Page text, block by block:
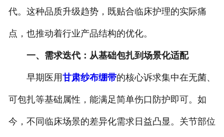
联系我们
代。这种品质升级趋势，既贴合临床护理的实际痛
点，也推动着行业产品结构的优化。
一、需求迭代：从基础包扎到场景化适配
早期医用甘肃纱布绷带的核心诉求集中在无菌、
可包扎等基础属性，能满足简单伤口防护即可。如
今，不同临床场景的差异化需求日益凸显。关节部位